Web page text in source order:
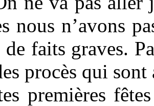
nous n’avons
de faits graves.
procès qui
premières